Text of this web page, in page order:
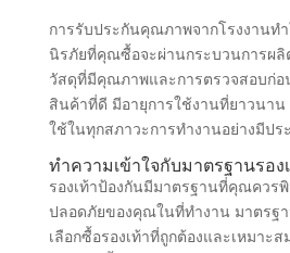
การรับประกันคุณภาพจากโรงงานท
นิรภัยที่คุณซื้อจะผ่านกระบวนการผลิ
วัสดุที่มีคุณภาพและการตรวจสอบก่
สินค้าที่ดี มีอายุการใช้งานที่ยาวนาน
ใช้ในทุกสภาวะการทำงานอย่างมีปร
ทำความเข้าใจกับมาตรฐานรอง
รองเท้าป้องกันมีมาตรฐานที่คุณควร
ปลอดภัยของคุณในที่ทำงาน มาตรฐ
เลือกซื้อรองเท้าที่ถูกต้องและเหมาะ